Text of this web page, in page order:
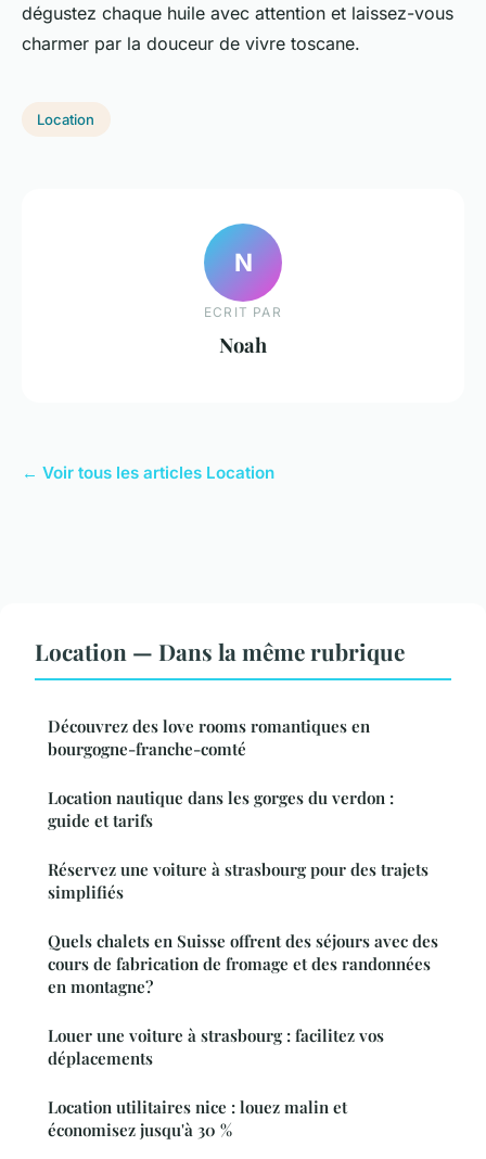
dégustez chaque huile avec attention et laissez-vous
charmer par la douceur de vivre toscane.
Location
N
ECRIT PAR
Noah
← Voir tous les articles Location
Location — Dans la même rubrique
Découvrez des love rooms romantiques en
bourgogne-franche-comté
Location nautique dans les gorges du verdon :
guide et tarifs
Réservez une voiture à strasbourg pour des trajets
simplifiés
Quels chalets en Suisse offrent des séjours avec des
cours de fabrication de fromage et des randonnées
en montagne?
Louer une voiture à strasbourg : facilitez vos
déplacements
Location utilitaires nice : louez malin et
économisez jusqu'à 30 %